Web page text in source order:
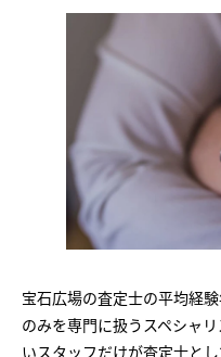
宝石広場の査定士の平均経
のみを専門に扱うスペシャ
いスタッフだけが査定士と